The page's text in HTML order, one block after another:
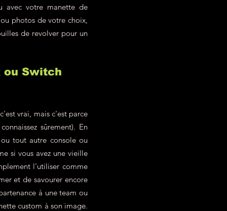
avec votre manette de
photos de votre choix,
de revolver pour un
ou Switch
vrai, mais c'est parce
sûrement). En
tout autre console ou
si vous avez une vieille
l'utiliser comme
et de savourer encore
à une team ou
custom à son image.